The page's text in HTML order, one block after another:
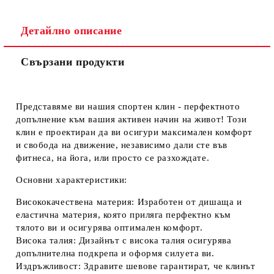
Детайлно описание
Свързани продукти
Представяме ви нашия спортен клин - перфектното
допълнение към вашия активен начин на живот! Този
клин е проектиран да ви осигури максимален комфорт
и свобода на движение, независимо дали сте във
фитнеса, на йога, или просто се разхождате.
Основни характеристики:
Висококачествена материя: Изработен от дишаща и
еластична материя, която приляга перфектно към
тялото ви и осигурява оптимален комфорт.
Висока талия: Дизайнът с висока талия осигурява
допълнителна подкрепа и оформя силуета ви.
Издръжливост: Здравите шевове гарантират, че клинът